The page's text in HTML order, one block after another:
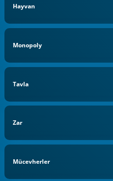
Hayvan
Monopoly
Tavla
Zar
Mücevherler